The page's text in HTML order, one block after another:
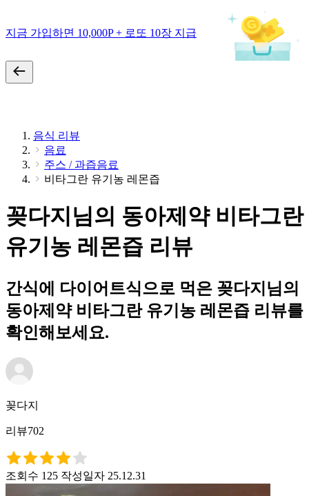
지금 가입하면 10,000P + 로또 10장 지급
음식 리뷰
음료
주스 / 과즙음료
비타그란 유기농 레몬즙
꽂다지님의 동아제약 비타그란
유기농 레몬즙 리뷰
간식에 다이어트식으로 먹은 꽂다지님의
동아제약 비타그란 유기농 레몬즙 리뷰를
확인해보세요.
꽂다지
리뷰702
조회수 125 작성일자 25.12.31